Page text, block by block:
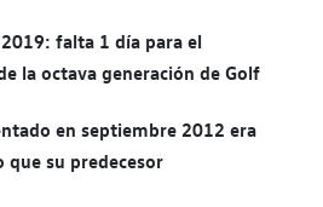
falta 1 día para el
la octava generación de Golf
en septiembre 2012 era
que su predecesor